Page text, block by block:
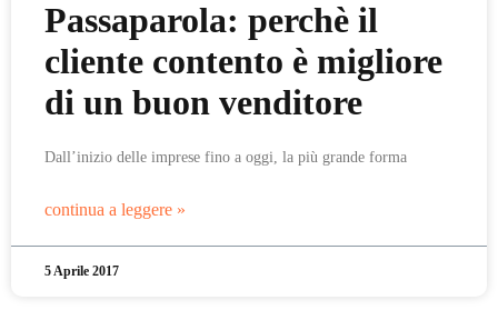
Passaparola: perchè il
cliente contento è migliore
di un buon venditore
Dall’inizio delle imprese fino a oggi, la più grande forma
continua a leggere »
5 Aprile 2017